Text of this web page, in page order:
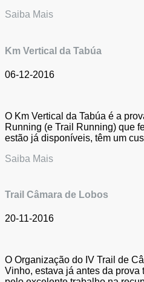
Saiba Mais
Km Vertical da Tabúa
06-12-2016
O Km Vertical da Tabúa é a
Running (e Trail Running) que
estão já disponíveis, têm um
Saiba Mais
Trail Câmara de Lobos
20-11-2016
O Organização do IV Trail de
Vinho, estava já antes da prova